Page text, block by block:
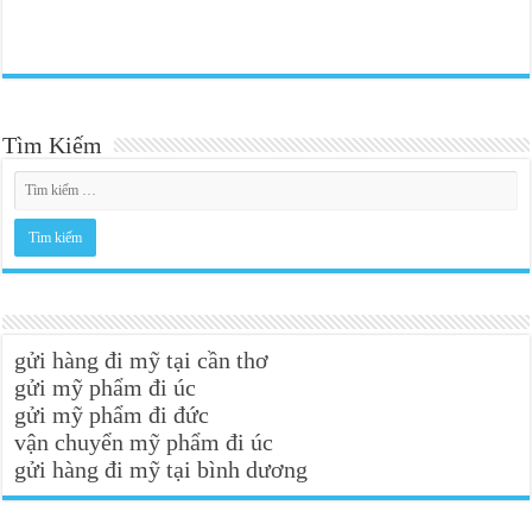
Tìm Kiếm
gửi hàng đi mỹ tại cần thơ
gửi mỹ phẩm đi úc
gửi mỹ phẩm đi đức
vận chuyển mỹ phẩm đi úc
gửi hàng đi mỹ tại bình dương